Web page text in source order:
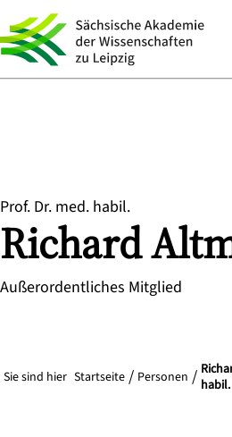
Prof. Dr. med. habil.
Richard
Außerordentliches Mitglied
Sie sind hier Startseite Personen
habil.